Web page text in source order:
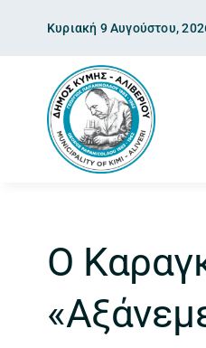
content
Κυριακή 9 Αυγούστου,
Ο